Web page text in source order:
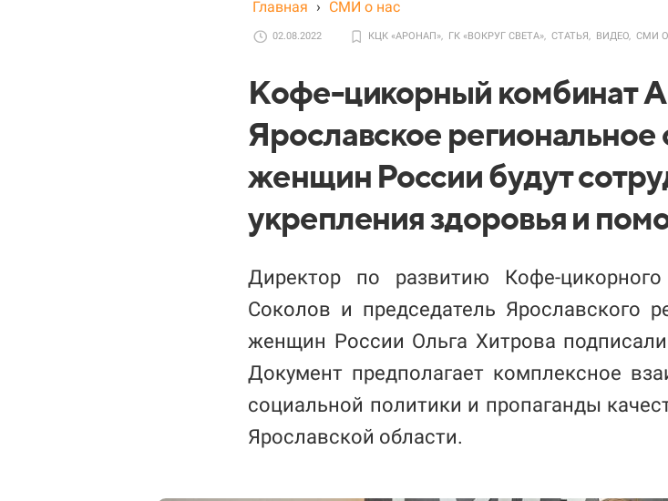
Главная › СМИ о нас
02.08.2022 КЦК «АРОНАП», ГК «ВОКРУГ СВЕТА», СТАТЬЯ, ВИДЕО, СМИ
Кофе-цикорный комбинат
Ярославское
женщин России будут
укрепления здоровья и
Директор по развитию Кофе-
Соколов и председатель Ярославского
женщин России Ольга Хитрова
Документ предполагает комплексное
социальной политики и пропаганды
Ярославской области.